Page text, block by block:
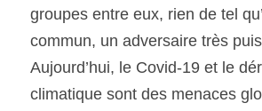
groupes entre eux, rien de tel
commun, un adversaire très
Aujourd’hui, le Covid-19 et le
climatique sont des menaces